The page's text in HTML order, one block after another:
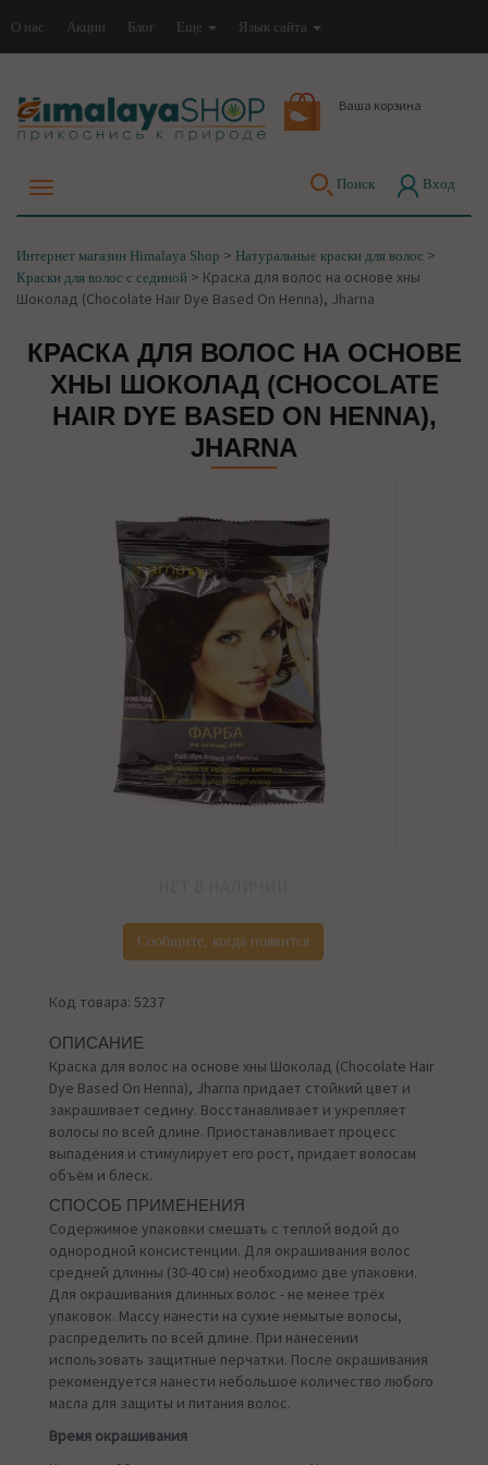
О нас Акции Блог Еще Язык сайта
Ваша корзина
Поиск Вход
Интернет магазин Himalaya Shop > Натуральные краски для волос >
Краски для волос с сединой > Краска для волос на основе хны
Шоколад (Chocolate Hair Dye Based On Henna), Jharna
КРАСКА ДЛЯ ВОЛОС НА ОСНОВЕ
ХНЫ ШОКОЛАД (CHOCOLATE
HAIR DYE BASED ON HENNA),
JHARNA
Сообщите, когда появится
Код товара: 5237
ОПИСАНИЕ
Краска для волос на основе хны Шоколад (Chocolate Hair
Dye Based On Henna), Jharna придает стойкий цвет и
закрашивает седину. Восстанавливает и укрепляет
волосы по всей длине. Приостанавливает процесс
выпадения и стимулирует его рост, придает волосам
объём и блеск.
СПОСОБ ПРИМЕНЕНИЯ
Содержимое упаковки смешать с теплой водой до
однородной консистенции. Для окрашивания волос
средней длинны (30-40 см) необходимо две упаковки.
Для окрашивания длинных волос - не менее трёх
упаковок. Массу нанести на сухие немытые волосы,
распределить по всей длине. При нанесении
использовать защитные перчатки. После окрашивания
рекомендуется нанести небольшое количество любого
масла для защиты и питания волос.
Время окрашивания